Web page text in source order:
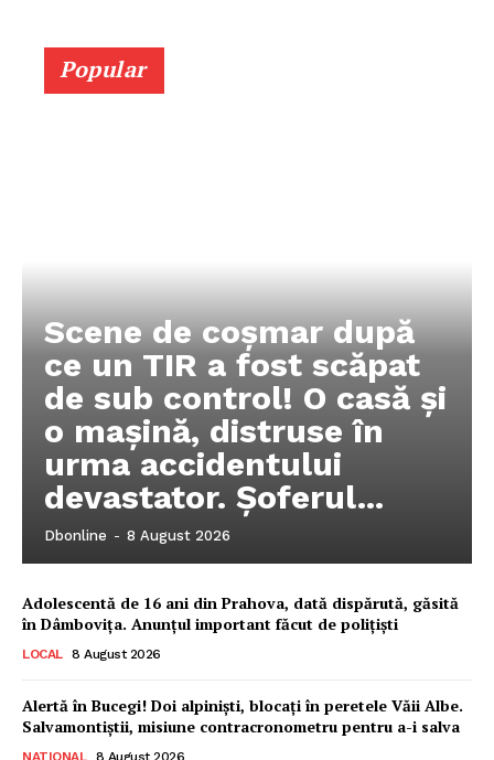
Popular
Scene de coșmar după
ce un TIR a fost scăpat
de sub control! O casă și
o mașină, distruse în
urma accidentului
devastator. Șoferul...
Dbonline - 8 August 2026
Adolescentă de 16 ani din Prahova, dată dispărută, găsită
în Dâmbovița. Anunțul important făcut de polițiști
LOCAL 8 August 2026
Alertă în Bucegi! Doi alpiniști, blocați în peretele Văii Albe.
Salvamontiștii, misiune contracronometru pentru a-i salva
NATIONAL 8 August 2026